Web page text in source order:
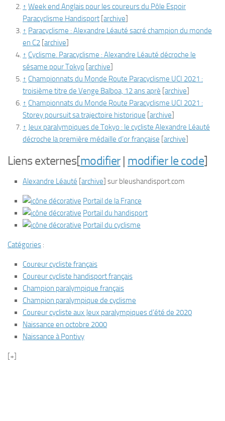
↑ Week end Anglais pour les coureurs du Pôle Espoir
Paracyclisme Handisport [archive]
↑ Paracyclisme : Alexandre Léauté sacré champion du monde
en C2 [archive]
↑ Cyclisme. Paracyclisme : Alexandre Léauté décroche le
sésame pour Tokyo [archive]
↑ Championnats du Monde Route Paracyclisme UCI 2021 :
troisième titre de Venge Balboa, 12 ans aprè [archive]
↑ Championnats du Monde Route Paracyclisme UCI 2021 :
Storey poursuit sa trajectoire historique [archive]
↑ Jeux paralympiques de Tokyo : le cycliste Alexandre Léauté
décroche la première médaille d’or française [archive]
Liens externes[modifier| modifier le code]
Alexandre Léauté [archive] sur bleushandisport.com
Portail de la France
Portail du handisport
Portail du cyclisme
Catégories :
Coureur cycliste français
Coureur cycliste handisport français
Champion paralympique français
Champion paralympique de cyclisme
Coureur cycliste aux Jeux paralympiques d’été de 2020
Naissance en octobre 2000
Naissance à Pontivy
[+]